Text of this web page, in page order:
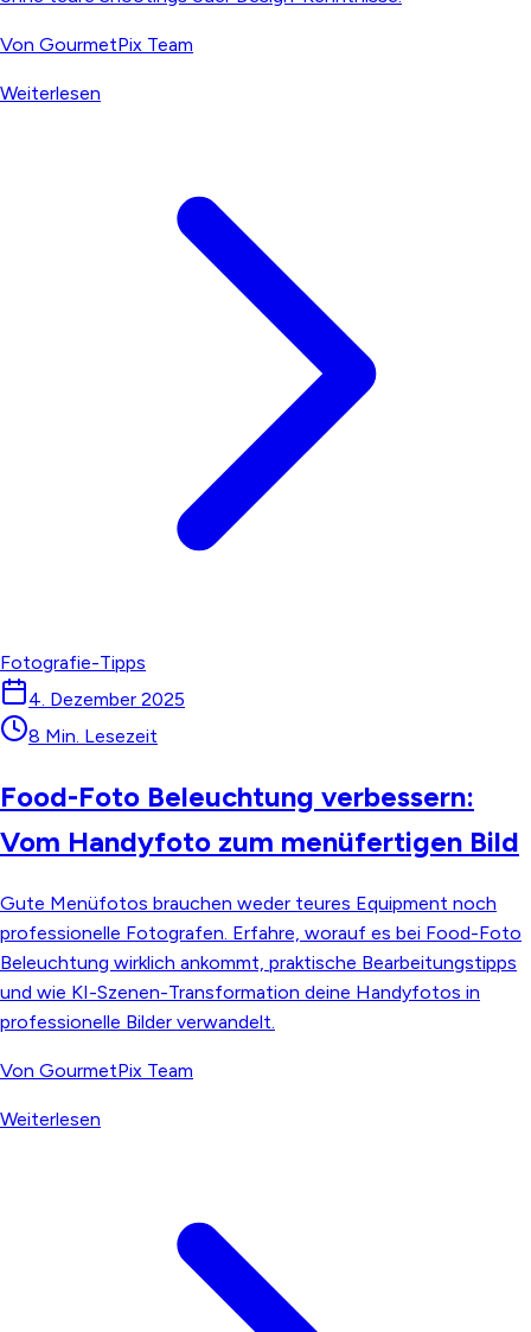
Von GourmetPix Team
Weiterlesen
Fotografie-Tipps
4. Dezember 2025
8 Min. Lesezeit
Food-Foto Beleuchtung verbessern:
Vom Handyfoto zum menüfertigen Bild
Gute Menüfotos brauchen weder teures Equipment noch
professionelle Fotografen. Erfahre, worauf es bei Food-Foto
Beleuchtung wirklich ankommt, praktische Bearbeitungstipps
und wie KI-Szenen-Transformation deine Handyfotos in
professionelle Bilder verwandelt.
Von GourmetPix Team
Weiterlesen